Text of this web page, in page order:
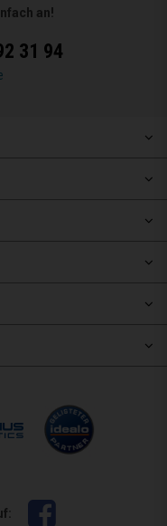
an!
31 94